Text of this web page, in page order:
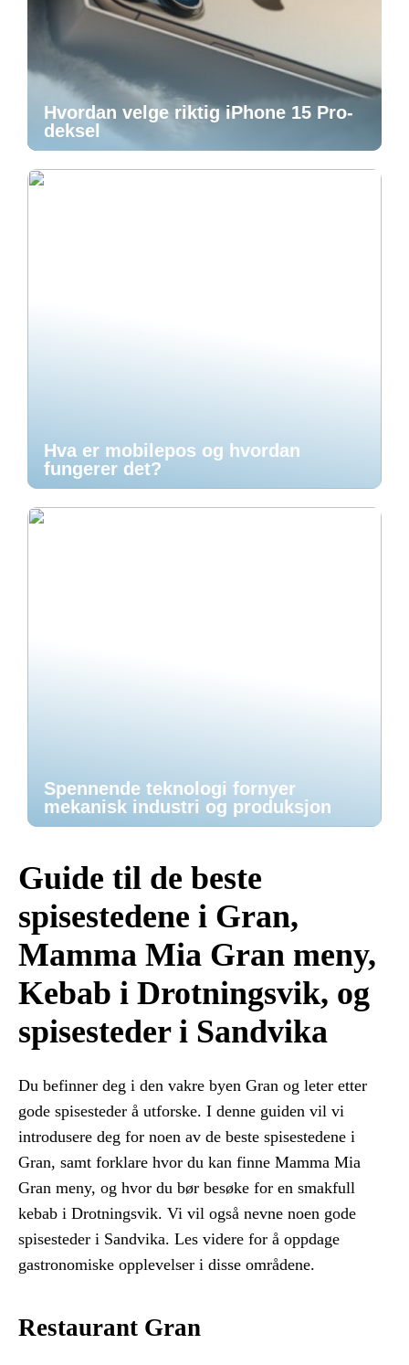
Hvordan velge riktig iPhone 15 Pro-
deksel
Hva er mobilepos og hvordan
fungerer det?
Spennende teknologi fornyer
mekanisk industri og produksjon
Guide til de beste
spisestedene i Gran,
Mamma Mia Gran meny,
Kebab i Drotningsvik, og
spisesteder i Sandvika
Du befinner deg i den vakre byen Gran og leter etter
gode spisesteder å utforske. I denne guiden vil vi
introdusere deg for noen av de beste spisestedene i
Gran, samt forklare hvor du kan finne Mamma Mia
Gran meny, og hvor du bør besøke for en smakfull
kebab i Drotningsvik. Vi vil også nevne noen gode
spisesteder i Sandvika. Les videre for å oppdage
gastronomiske opplevelser i disse områdene.
Restaurant Gran